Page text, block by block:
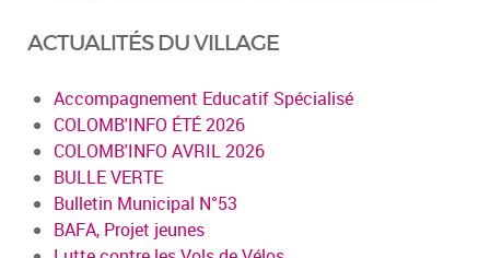
ACTUALITÉS DU VILLAGE
Accompagnement Educatif Spécialisé
COLOMB'INFO ÉTÉ 2026
COLOMB'INFO AVRIL 2026
BULLE VERTE
Bulletin Municipal N°53
BAFA, Projet jeunes